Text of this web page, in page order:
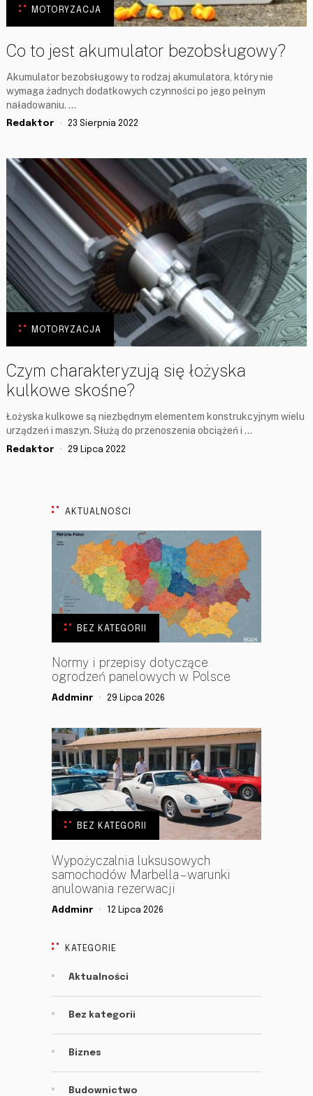
MOTORYZACJA
Co to jest akumulator bezobsługowy?
Akumulator bezobsługowy to rodzaj akumulatora, który nie
wymaga żadnych dodatkowych czynności po jego pełnym
naładowaniu. …
Redaktor 23 Sierpnia 2022
MOTORYZACJA
Czym charakteryzują się łożyska
kulkowe skośne?
Łożyska kulkowe są niezbędnym elementem konstrukcyjnym wielu
urządzeń i maszyn. Służą do przenoszenia obciążeń i …
Redaktor 29 Lipca 2022
AKTUALNOŚCI
BEZ KATEGORII
Normy i przepisy dotyczące
ogrodzeń panelowych w Polsce
Addminr 29 Lipca 2026
BEZ KATEGORII
Wypożyczalnia luksusowych
samochodów Marbella – warunki
anulowania rezerwacji
Addminr 12 Lipca 2026
KATEGORIE
Aktualności
Bez kategorii
Biznes
Budownictwo